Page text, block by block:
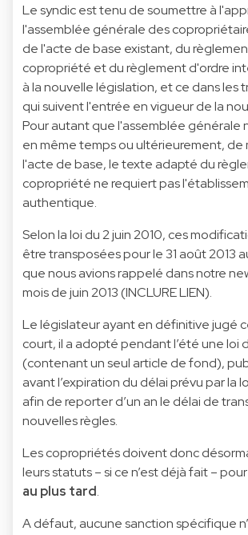
Le syndic est tenu de soumettre à
l'assemblée générale des
de l'acte de base existant, du
copropriété et du règlement d'ordre
à la nouvelle législation, et ce dans les
qui suivent l'entrée en vigueur de la
Pour autant que l'assemblée générale
en même temps ou ultérieurement, de
l'acte de base, le texte adapté du
copropriété ne requiert pas
authentique.
Selon la loi du 2 juin 2010, ces
être transposées pour le 31 août 2013
que nous avions rappelé dans notre
mois de juin 2013 (INCLURE LIEN).
Le législateur ayant en définitive jugé
court, il a adopté pendant l’été une loi
(contenant un seul article de fond),
avant l’expiration du délai prévu par la
afin de reporter d’un an le délai de
nouvelles règles.
Les copropriétés doivent donc
leurs statuts – si ce n’est déjà fait –
au plus tard.
A défaut, aucune sanction spécifique